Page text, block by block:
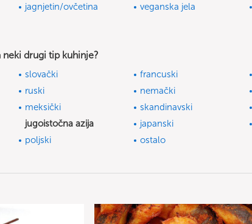
jagnjetin/ovčetina veganska jela
drugi tip kuhinje?
slovački francuski
ruski nemački
meksički skandinavski
jugoistočna azija japanski
poljski ostalo